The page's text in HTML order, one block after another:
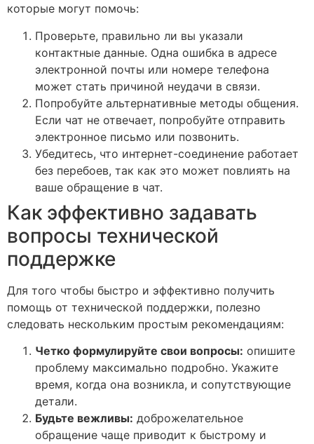
которые могут помочь:
Проверьте, правильно ли вы указали
контактные данные. Одна ошибка в адресе
электронной почты или номере телефона
может стать причиной неудачи в связи.
Попробуйте альтернативные методы общения.
Если чат не отвечает, попробуйте отправить
электронное письмо или позвонить.
Убедитесь, что интернет-соединение работает
без перебоев, так как это может повлиять на
ваше обращение в чат.
Как эффективно задавать
вопросы технической
поддержке
Для того чтобы быстро и эффективно получить
помощь от технической поддержки, полезно
следовать нескольким простым рекомендациям:
Четко формулируйте свои вопросы: опишите
проблему максимально подробно. Укажите
время, когда она возникла, и сопутствующие
детали.
Будьте вежливы: доброжелательное
обращение чаще приводит к быстрому и